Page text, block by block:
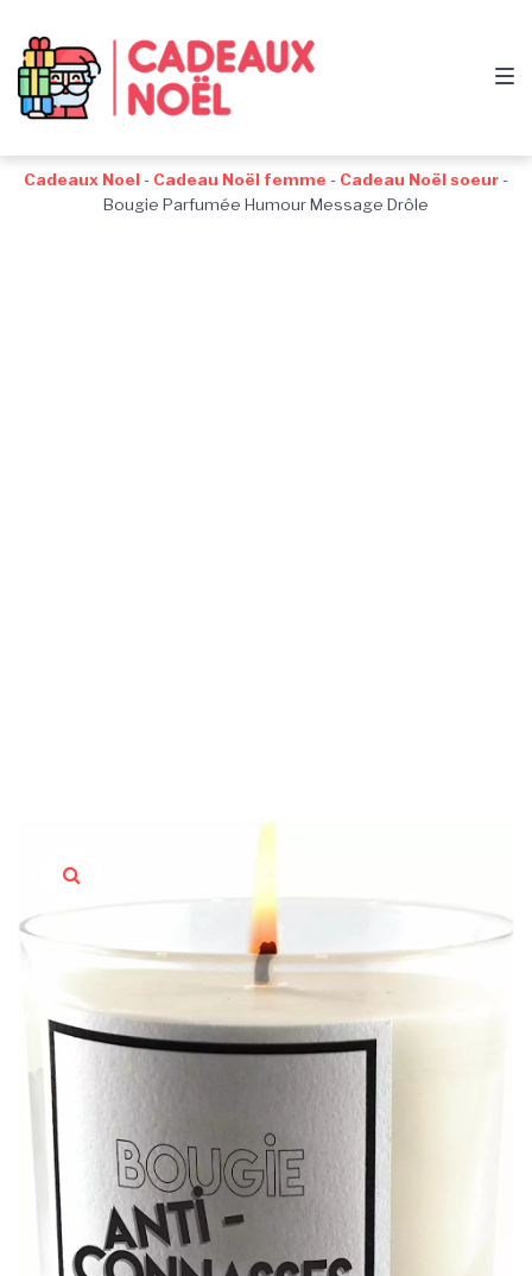
navigation
au
contenu
au
pied
de
Cadeaux Noel - Cadeau Noël femme - Cadeau Noël soeur -
Bougie Parfumée Humour Message Drôle